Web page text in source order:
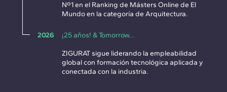
Nº1 en el Ranking de Másters Online de El
Mundo en la categoría de Arquitectura.
2026 ¡25 años! & Tomorrow…
ZIGURAT sigue liderando la empleabilidad
global con formación tecnológica aplicada y
conectada con la industria.